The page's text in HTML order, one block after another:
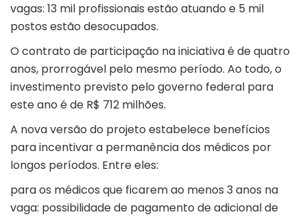
vagas: 13 mil profissionais estão atuando e 5 mil
postos estão desocupados.
O contrato de participação na iniciativa é de quatro
anos, prorrogável pelo mesmo período. Ao todo, o
investimento previsto pelo governo federal para
este ano é de R$ 712 milhões.
A nova versão do projeto estabelece benefícios
para incentivar a permanência dos médicos por
longos períodos. Entre eles:
para os médicos que ficarem ao menos 3 anos na
vaga: possibilidade de pagamento de adicional de